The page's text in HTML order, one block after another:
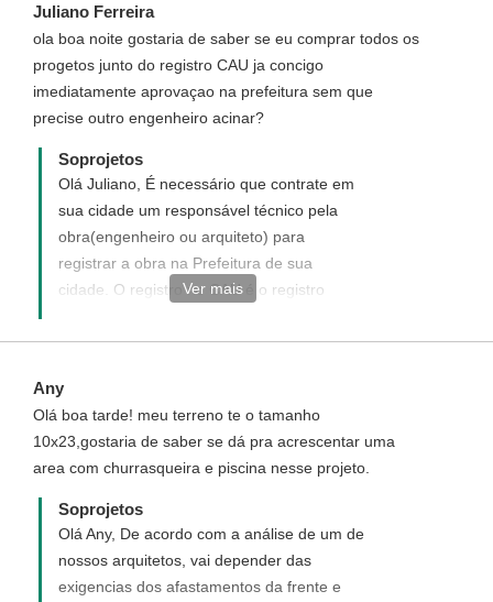
Juliano Ferreira
ola boa noite gostaria de saber se eu comprar todos os
progetos junto do registro CAU ja concigo
imediatamente aprovaçao na prefeitura sem que
precise outro engenheiro acinar?
Soprojetos
Olá Juliano, É necessário que contrate em
sua cidade um responsável técnico pela
obra(engenheiro ou arquiteto) para
registrar a obra na Prefeitura de sua
cidade. O registro no CAU é o registro
Ver mais
Any
Olá boa tarde! meu terreno te o tamanho
10x23,gostaria de saber se dá pra acrescentar uma
area com churrasqueira e piscina nesse projeto.
Soprojetos
Olá Any, De acordo com a análise de um de
nossos arquitetos, vai depender das
exigencias dos afastamentos da frente e